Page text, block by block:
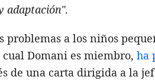
adaptación".
a los niños
cual Domani es miembro, ha
de una carta dirigida a la